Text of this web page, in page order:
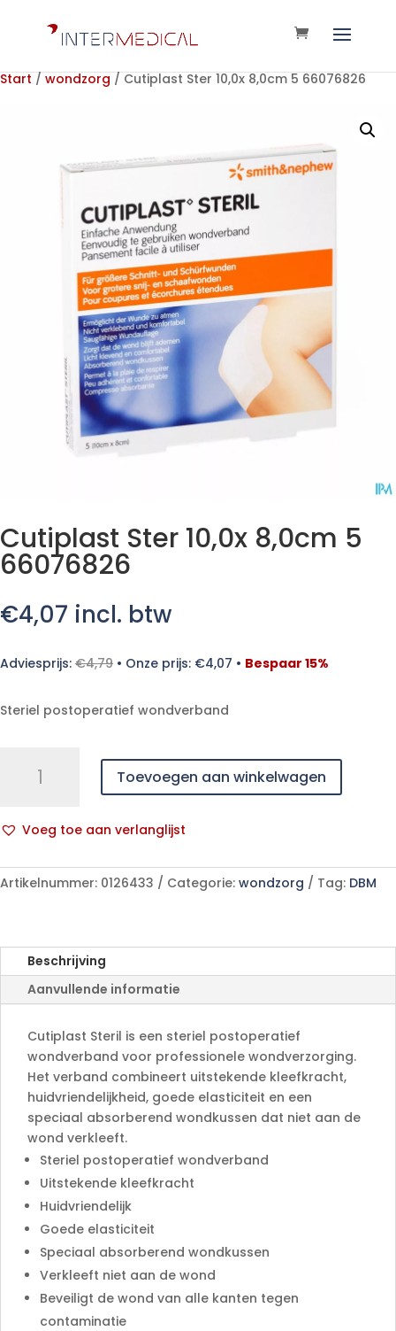
Start / wondzorg / Cutiplast Ster 10,0x 8,0cm 5 66076826
Cutiplast Ster 10,0x 8,0cm 5
66076826
€4,07 incl. btw
Adviesprijs: €4,79 • Onze prijs: €4,07 • Bespaar 15%
Steriel postoperatief wondverband
5
aantal
Toevoegen aan winkelwagen
Voeg toe aan verlanglijst
l
t
n
a
Artikelnummer: 0126433 Categorie: wondzorg Tag: DBM
Beschrijving
Aanvullende informatie
Cutiplast Steril is een steriel postoperatief
wondverband voor professionele wondverzorging.
Het verband combineert uitstekende kleefkracht,
huidvriendelijkheid, goede elasticiteit en een
speciaal absorberend wondkussen dat niet aan de
wond verkleeft.
Steriel postoperatief wondverband
Uitstekende kleefkracht
Huidvriendelijk
Goede elasticiteit
Speciaal absorberend wondkussen
Verkleeft niet aan de wond
Beveiligt de wond van alle kanten tegen
contaminatie